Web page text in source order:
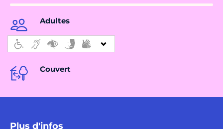
Adultes
Couvert
Plus d'infos